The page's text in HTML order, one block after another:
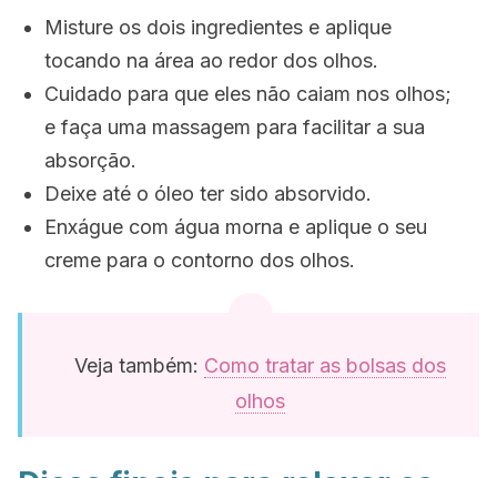
Misture os dois ingredientes e aplique
tocando na área ao redor dos olhos.
Cuidado para que eles não caiam nos olhos;
e faça uma massagem para facilitar a sua
absorção.
Deixe até o óleo ter sido absorvido.
Enxágue com água morna e aplique o seu
creme para o contorno dos olhos.
Veja também: Como tratar as bolsas dos
olhos